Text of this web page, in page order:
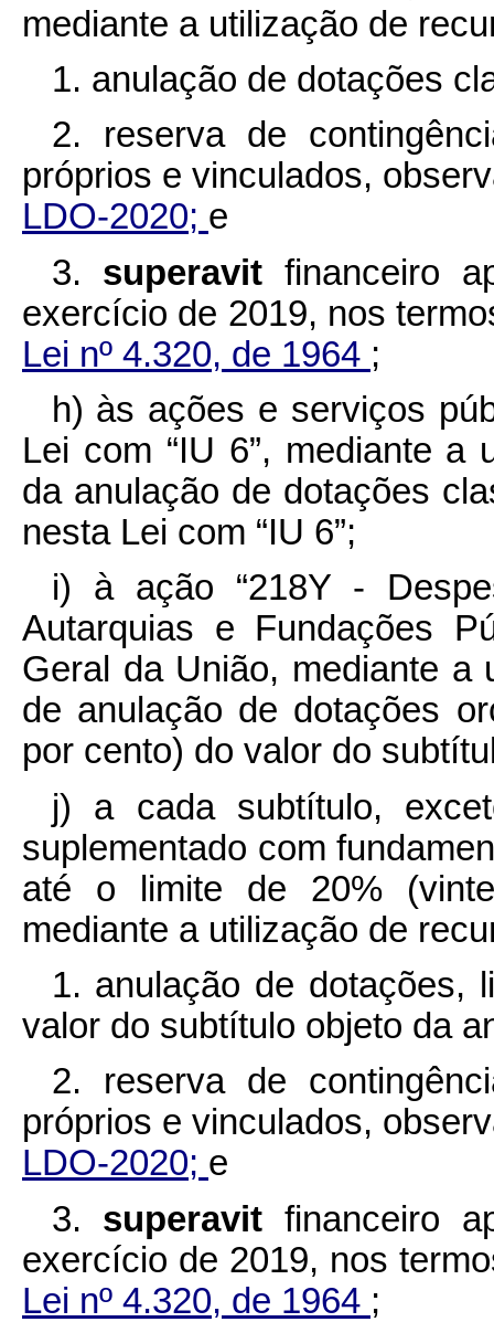
mediante a utilização de
1. anulação de dotações
2. reserva de
próprios e vinculados,
LDO-2020; e
3. superavit financeiro
exercício de 2019, nos
Lei nº 4.320, de 1964 ;
h) às ações e serviços
Lei com “IU 6”, mediante a
da anulação de dotações
nesta Lei com “IU 6”;
i) à ação “218Y -
Autarquias e Fundações
Geral da União, mediante a
de anulação de dotações
por cento) do valor do
j) a cada subtítulo,
suplementado com
até o limite de 20%
mediante a utilização de
1. anulação de dotações,
valor do subtítulo objeto da
2. reserva de
próprios e vinculados,
LDO-2020; e
3. superavit financeiro
exercício de 2019, nos
Lei nº 4.320, de 1964 ;